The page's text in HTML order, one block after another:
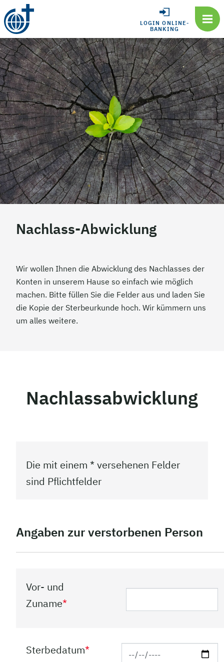
LOGIN ONLINE-
BANKING
Nachlass-Abwicklung
Wir wollen Ihnen die Abwicklung des Nachlasses der
Konten in unserem Hause so einfach wie möglich
machen. Bitte füllen Sie die Felder aus und laden Sie
die Kopie der Sterbeurkunde hoch. Wir kümmern uns
um alles weitere.
Nachlassabwicklung
Die mit einem * versehenen Felder
sind Pflichtfelder
Angaben zur verstorbenen Person
Vor- und
Zuname*
Sterbedatum*